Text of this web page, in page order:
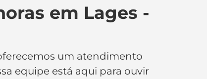
em Lages -
um atendimento
equipe está aqui para ouvir